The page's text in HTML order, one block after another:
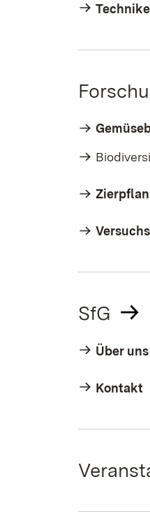
SfG
Über uns
Kontakt